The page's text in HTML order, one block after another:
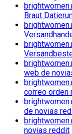
Braut
web de
correo orden
de novias
novias reddit